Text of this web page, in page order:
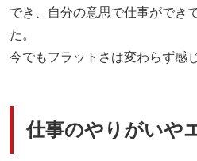
でき、自分の意思で仕事ができ
た。
今でもフラットさは変わらず感
仕事のやりがいや